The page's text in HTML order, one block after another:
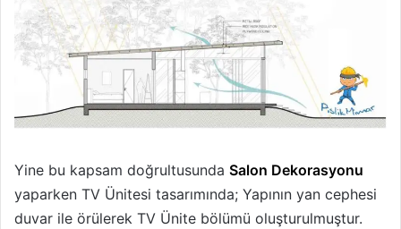
Yine bu kapsam doğrultusunda Salon Dekorasyonu
yaparken TV Ünitesi tasarımında; Yapının yan cephesi
duvar ile örülerek TV Ünite bölümü oluşturulmuştur.